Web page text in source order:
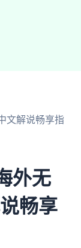
文解说畅享指
外无
畅享